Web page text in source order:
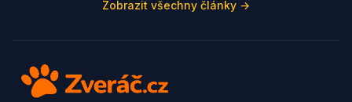
Zobrazit všechny články →